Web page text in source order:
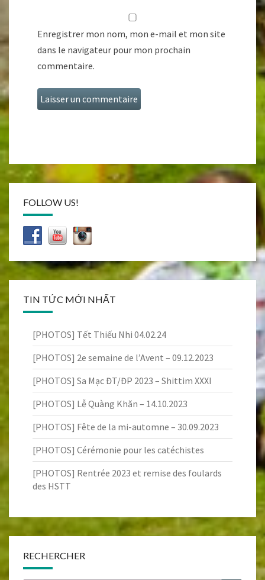
Enregistrer mon nom, mon e-mail et mon site
dans le navigateur pour mon prochain
commentaire.
FOLLOW US!
TIN TỨC MỚI NHẤT
[PHOTOS] Tết Thiếu Nhi 04.02.24
[PHOTOS] 2e semaine de l’Avent – 09.12.2023
[PHOTOS] Sa Mạc ĐT/ĐP 2023 – Shittim XXXI
[PHOTOS] Lễ Quàng Khăn – 14.10.2023
[PHOTOS] Fête de la mi-automne – 30.09.2023
[PHOTOS] Cérémonie pour les catéchistes
[PHOTOS] Rentrée 2023 et remise des foulards
des HSTT
RECHERCHER